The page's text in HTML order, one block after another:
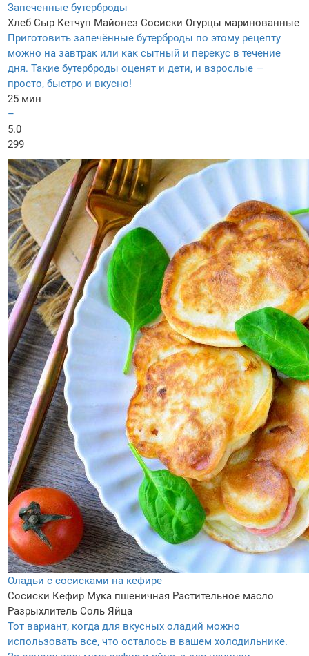
Запеченные бутерброды
Хлеб Сыр Кетчуп Майонез Сосиски Огурцы маринованные
Приготовить запечённые бутерброды по этому рецепту
можно на завтрак или как сытный и перекус в течение
дня. Такие бутерброды оценят и дети, и взрослые —
просто, быстро и вкусно!
25 мин
–
5.0
299
Оладьи с сосисками на кефире
Сосиски Кефир Мука пшеничная Растительное масло
Разрыхлитель Соль Яйца
Тот вариант, когда для вкусных оладий можно
использовать все, что осталось в вашем холодильнике.